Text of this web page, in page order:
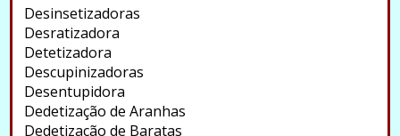
Desinsetizadoras
Desratizadora
Detetizadora
Descupinizadoras
Desentupidora
Dedetização de Aranhas
Dedetização de Baratas